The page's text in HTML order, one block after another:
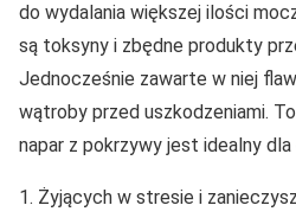
do wydalania większej ilości
są toksyny i zbędne produkty
Jednocześnie zawarte w niej
wątroby przed uszkodzeniami.
napar z pokrzywy jest idealny dla
Żyjących w stresie i